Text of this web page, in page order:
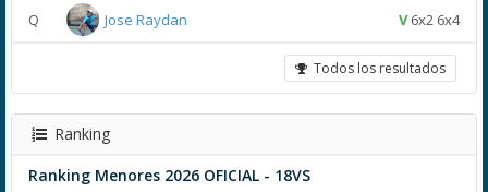
Q Jose Raydan V6x2 6x4
Todos los resultados
Ranking
Ranking Menores 2026 OFICIAL - 18VS